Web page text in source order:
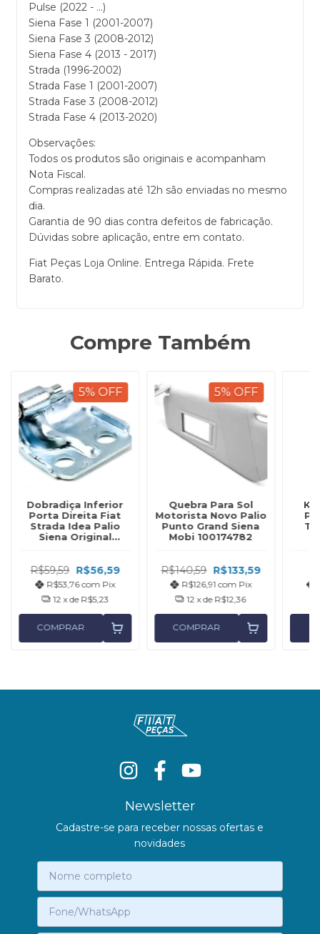
Pulse (2022 - ...)
Siena Fase 1 (2001-2007)
Siena Fase 3 (2008-2012)
Siena Fase 4 (2013 - 2017)
Strada (1996-2002)
Strada Fase 1 (2001-2007)
Strada Fase 3 (2008-2012)
Strada Fase 4 (2013-2020)
Observações:
Todos os produtos são originais e acompanham
Nota Fiscal.
Compras realizadas até 12h são enviadas no mesmo
dia.
Garantia de 90 dias contra defeitos de fabricação.
Dúvidas sobre aplicação, entre em contato.
Fiat Peças Loja Online. Entrega Rápida. Frete
Barato.
Compre Também
5% OFF
Dobradiça Inferior
Porta Direita Fiat
Strada Idea Palio
Siena Original
R$59,59 R$56,59
R$53,76com Pix
12 x de R$5,23
COMPRAR
5% OFF
Quebra Para Sol
Motorista Novo Palio
Punto Grand Siena
Mobi 100174782
R$140,59 R$133,59
R$126,91com Pix
12 x de R$12,36
COMPRAR
Newsletter
Cadastre-se para receber nossas ofertas e
novidades